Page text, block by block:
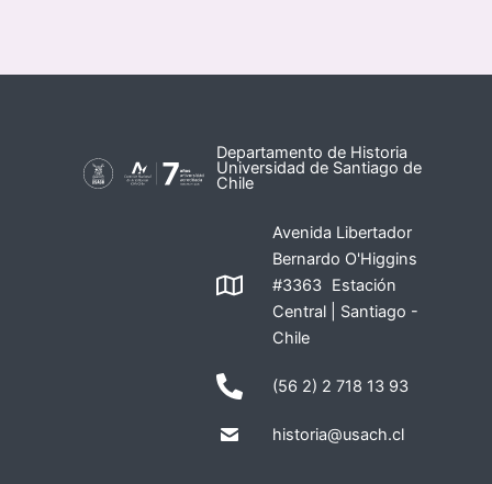
Departamento de Historia
Universidad de Santiago de
Chile
Avenida Libertador
Bernardo O'Higgins
#3363 Estación
Central | Santiago -
Chile
(56 2) 2 718 13 93
historia@usach.cl